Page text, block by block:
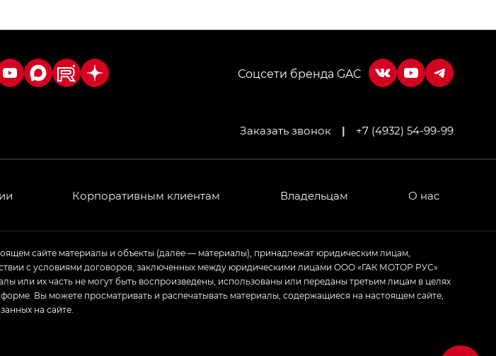
— EX PREMIUM
TRAVELLER, Джи Икс ПРЕМИУМ — GX PREMIUM, Джи Эти — GT, Джи Эль —
GB 2WD, Джи Би Полный привод — GB AWD, Джи Эль Полный привод —
экстерьера в спортивном стиле — GL (S-Style)
Соцсети бренда GAC
Заказать звонок | +7 (4932) 54-99-99
Корпоративным клиентам Владельцам О нас
сайте материалы и объекты (далее — материалы), принадлежат юридическим лицам,
с условиями договоров, заключенных между юридическими лицами ООО «ГАК МОТОР РУС»
или их часть не могут быть воспроизведены, использованы или переданы третьим лицам в целях
Вы можете просматривать и распечатывать материалы, содержащиеся на настоящем сайте,
на сайте.